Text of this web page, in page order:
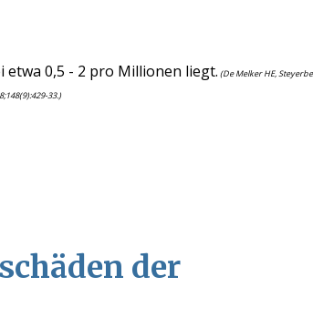
0,5 - 2 pro Millionen liegt. (De Melker HE,
33.)
der